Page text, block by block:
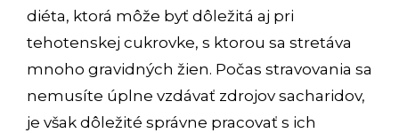
diéta, ktorá môže byť dôležitá aj pri
tehotenskej cukrovke, s ktorou sa stretáva
mnoho gravidných žien. Počas stravovania sa
nemusíte úplne vzdávať zdrojov sacharidov,
je však dôležité správne pracovať s ich